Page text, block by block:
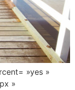
»yes »
»